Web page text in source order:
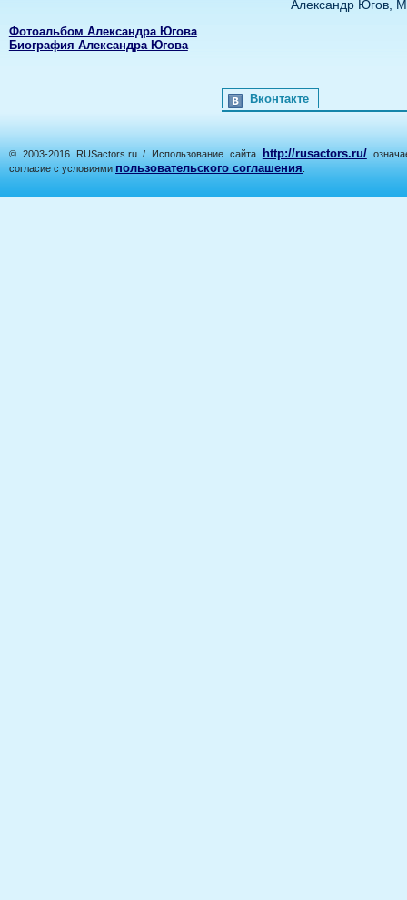
Александр Югов,
Фотоальбом Александра Югова
Биография Александра Югова
Вконтакте
© 2003-2016 RUSactors.ru / Использование сайта http://rusactors.ru/
согласие с условиями пользовательского соглашения